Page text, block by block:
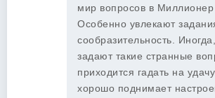
мир вопросов в
Особенно увлекают
сообразительность.
задают такие странные
приходится гадать на
хорошо поднимает